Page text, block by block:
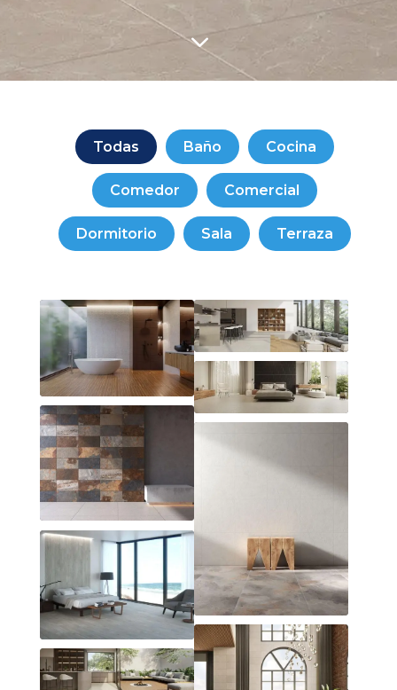
3
Todas Baño Cocina
Comedor Comercial
Dormitorio Sala Terraza